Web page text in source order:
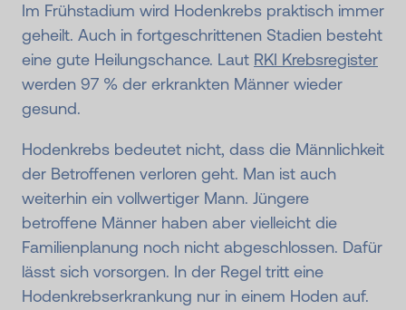
Im Frühstadium wird Hodenkrebs praktisch immer
geheilt. Auch in fortgeschrittenen Stadien besteht
eine gute Heilungschance. Laut RKI Krebsregister
werden 97 % der erkrankten Männer wieder
gesund.
Hodenkrebs bedeutet nicht, dass die Männlichkeit
der Betroffenen verloren geht. Man ist auch
weiterhin ein vollwertiger Mann. Jüngere
betroffene Männer haben aber vielleicht die
Familienplanung noch nicht abgeschlossen. Dafür
lässt sich vorsorgen. In der Regel tritt eine
Hodenkrebserkrankung nur in einem Hoden auf.